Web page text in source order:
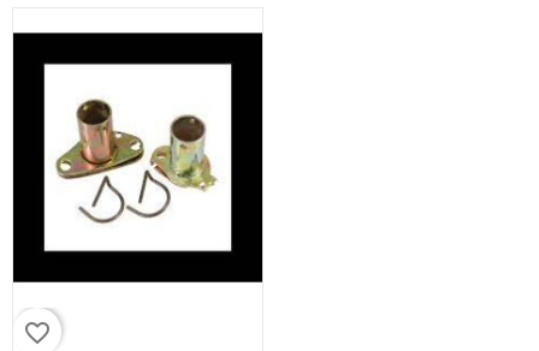
favorite_border